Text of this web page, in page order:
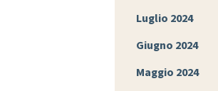
Luglio 2024
Giugno 2024
Maggio 2024